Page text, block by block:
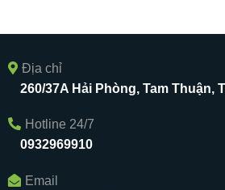
Địa chỉ
260/37A Hải Phòng, Tam Thuận,
Hotline 24/7
0932969910
Email